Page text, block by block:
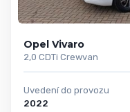
Opel Vivaro
2,0 CDTi Crewvan
Uvedení do provozu
2022